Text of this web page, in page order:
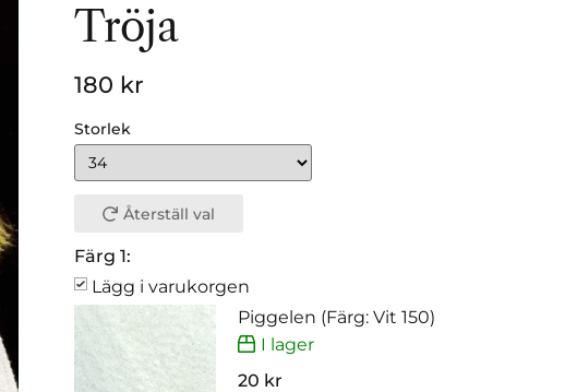
Tröja
180 kr
Storlek
Återställ val
Färg 1:
Lägg i varukorgen
Piggelen (Färg: Vit 150)
I lager
20 kr